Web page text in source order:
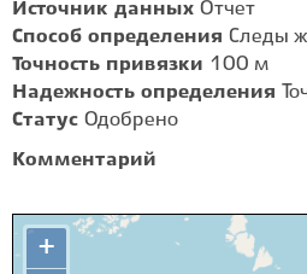
Источник данных Отчет
Способ определения Следы
Точность привязки 100 м
Надежность определения
Статус Одобрено
Комментарий
+